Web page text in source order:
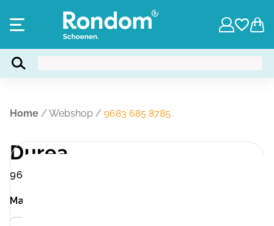
Home / Webshop / 9683 685 8785
Durea
9683 685 8785
Maat